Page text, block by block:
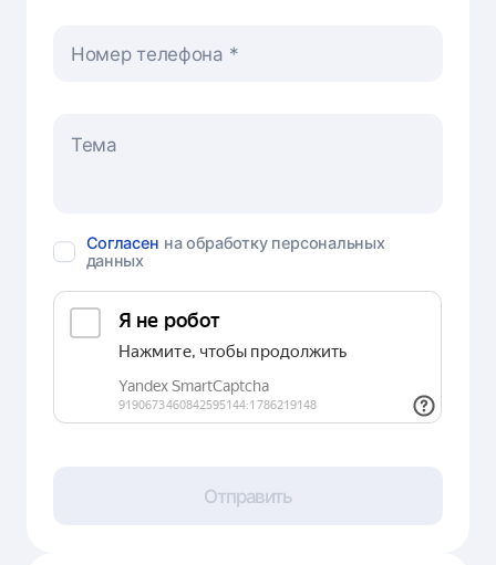
Номер телефона
Согласен на обработку персональных
данных
Отправить